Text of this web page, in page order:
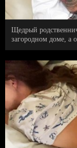
Щедрый
загородном доме, а